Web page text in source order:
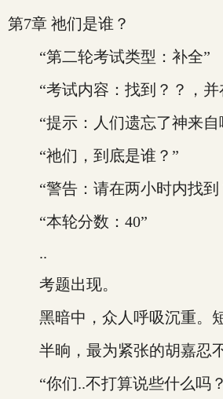
第7章 祂们是谁？
“第二轮考试类型：补全”
“考试内容：找到？？，并
“提示：人们遗忘了神来自
“祂们，到底是谁？”
“警告：请在两小时内找到
“本轮分数：40”
..
考题出现。
黑暗中，众人呼吸沉重。短
半晌，最为紧张的胡嘉忍不
“你们..不打算说些什么吗